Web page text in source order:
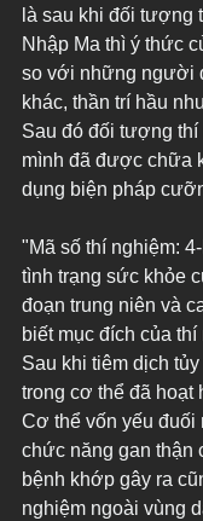
là sau khi đối tượng
Nhập Ma thì ý thức
so với những người
khác, thần trí hầu
Sau đó đối tượng
mình đã được chữa
dụng biện pháp
"Mã số thí nghiệm:
tình trạng sức khỏe
đoạn trung niên và
biết mục đích của
Sau khi tiêm dịch
trong cơ thể đã hoạt
Cơ thể vốn yếu đuối
chức năng gan thận
bệnh khớp gây ra
nghiệm ngoài vùng